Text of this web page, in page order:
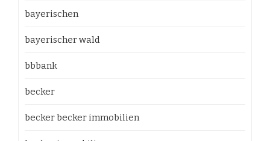
bayerischen
bayerischer wald
bbbank
becker
becker becker immobilien